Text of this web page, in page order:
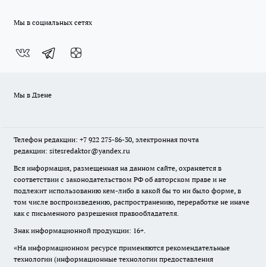
Мы в социальных сетях
Мы в Дзене
Телефон редакции: +7 922 275-86-30, электронная почта
редакции: sitesredaktor@yandex.ru
Вся информация, размещенная на данном сайте, охраняется в
соответствии с законодательством РФ об авторском праве и не
подлежит использованию кем-либо в какой бы то ни было форме, в
том числе воспроизведению, распространению, переработке не иначе
как с письменного разрешения правообладателя.
Знак информационной продукции: 16+.
«На информационном ресурсе применяются рекомендательные
технологии (информационные технологии предоставления